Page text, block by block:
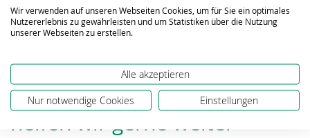
Bei Fragen zum Produkt
helfen wir gerne weiter
Wir verwenden auf unseren Webseiten Cookies, um für Sie ein optimales
Nutzererlebnis zu gewährleisten und um Statistiken über die Nutzung
unserer Webseiten zu erstellen.
Alle akzeptieren
Nur notwendige Cookies Einstellungen